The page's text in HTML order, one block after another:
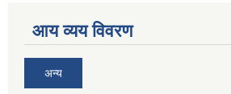
आय व्यय विवरण
अन्य